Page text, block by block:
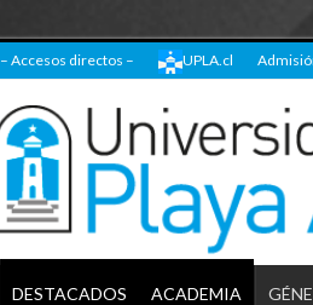
– Accesos directos – UPLA.cl
DESTACADOS ACADEMIA